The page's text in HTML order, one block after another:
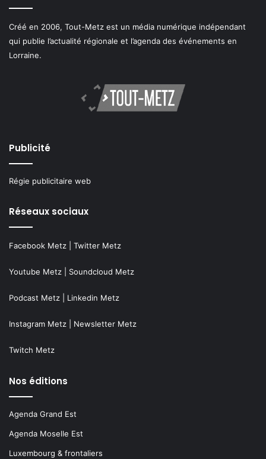
Créé en 2006, Tout-Metz est un média numérique indépendant
qui publie l’actualité régionale et l’agenda des événements en
Lorraine.
Publicité
Régie publicitaire web
Réseaux sociaux
Facebook Metz Twitter Metz
Youtube Metz Soundcloud Metz
Podcast Metz Linkedin Metz
Instagram Metz Newsletter Metz
Twitch Metz
Nos éditions
Agenda Grand Est
Agenda Moselle Est
Luxembourg & frontaliers